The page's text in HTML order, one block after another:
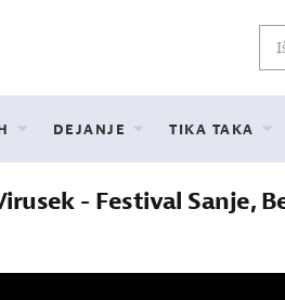
DEJANJE TIKA TAKA
- Festival Sanje,